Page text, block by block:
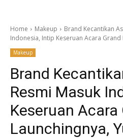
Home Makeup
Brand Kecantikan
Indonesia, Intip Keseruan Acara Grand
Makeup
Brand
Resmi Masuk
Keseruan Acara
Launchingnya,